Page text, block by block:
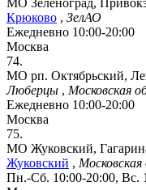
Крюково , ЗелАО
Ежедневно 10:00-20:00
Москва
74.
МО рп. Октябрьский,
Люберцы , Московская
Ежедневно 10:00-20:00
Москва
75.
МО Жуковский,
Жуковский ,
Пн.-Сб. 10:00-20:00, Вс.